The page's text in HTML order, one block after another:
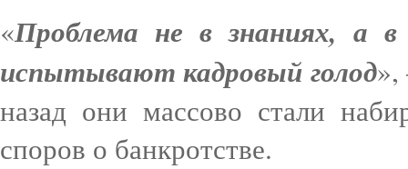
«Проблема не в знаниях, а
испытывают кадровый голод»,
назад они массово стали
споров о банкротстве.